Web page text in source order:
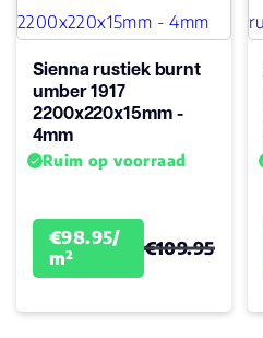
Sienna rustiek burnt
umber 1917
2200x220x15mm -
4mm
Ruim op voorraad
€98.95/
m²
€109.95